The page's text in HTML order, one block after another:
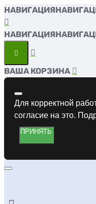
НАВИГАЦИЯ
НАВИГАЦИЯ
ВАША КОРЗИНА
Для корректной
согласие на это.
ПРИНЯТЬ